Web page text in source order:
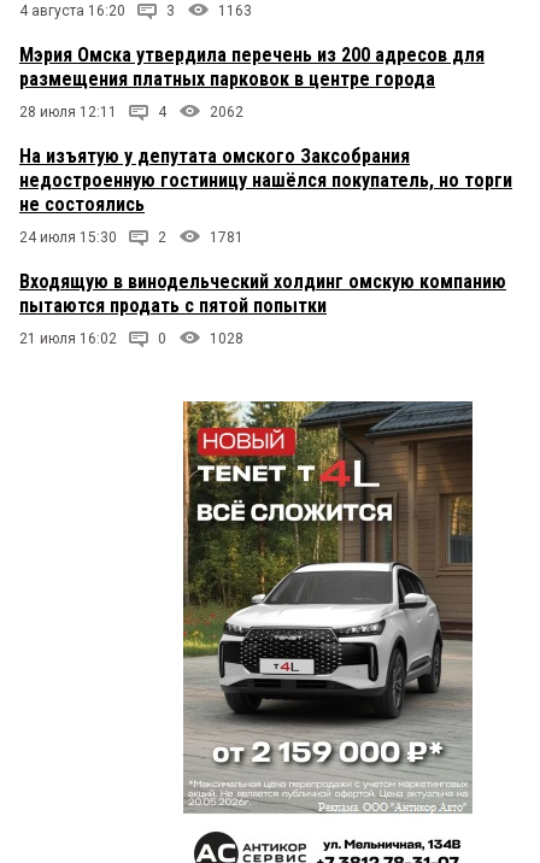
4 августа 16:20 3 1163
Мэрия Омска утвердила перечень из 200 адресов для
размещения платных парковок в центре города
28 июля 12:11 4 2062
На изъятую у депутата омского Заксобрания
недостроенную гостиницу нашёлся покупатель, но торги
не состоялись
24 июля 15:30 2 1781
Входящую в винодельческий холдинг омскую компанию
пытаются продать с пятой попытки
21 июля 16:02 0 1028